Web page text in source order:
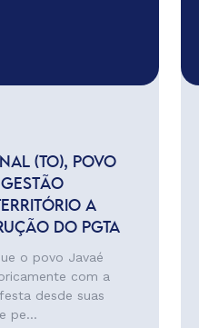
(TO), POVO
A
DO PGTA
o povo Javaé
com a
desde suas
pe...